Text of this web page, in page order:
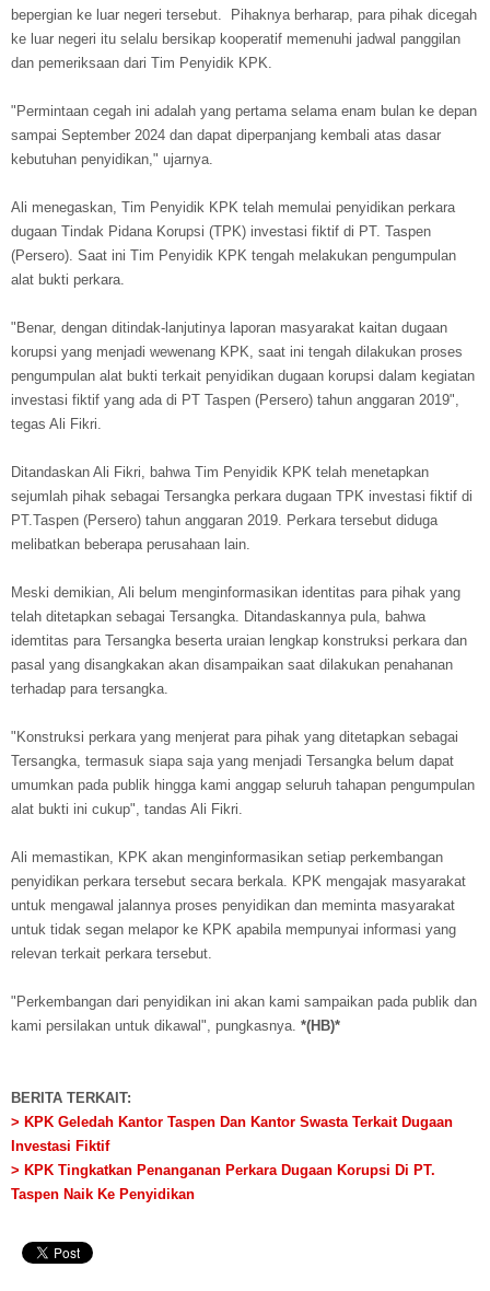
bepergian ke luar negeri tersebut. Pihaknya berharap, para pihak dicegah
ke luar negeri itu selalu bersikap kooperatif memenuhi jadwal panggilan
dan pemeriksaan dari Tim Penyidik KPK.
"Permintaan cegah ini adalah yang pertama selama enam bulan ke depan
sampai September 2024 dan dapat diperpanjang kembali atas dasar
kebutuhan penyidikan," ujarnya.
Ali menegaskan, Tim Penyidik KPK telah memulai penyidikan perkara
dugaan Tindak Pidana Korupsi (TPK) investasi fiktif di PT. Taspen
(Persero). Saat ini Tim Penyidik KPK tengah melakukan pengumpulan
alat bukti perkara.
"Benar, dengan ditindak-lanjutinya laporan masyarakat kaitan dugaan
korupsi yang menjadi wewenang KPK, saat ini tengah dilakukan proses
pengumpulan alat bukti terkait penyidikan dugaan korupsi dalam kegiatan
investasi fiktif yang ada di PT Taspen (Persero) tahun anggaran 2019",
tegas Ali Fikri.
Ditandaskan Ali Fikri, bahwa Tim Penyidik KPK telah menetapkan
sejumlah pihak sebagai Tersangka perkara dugaan TPK investasi fiktif di
PT.Taspen (Persero) tahun anggaran 2019. Perkara tersebut diduga
melibatkan beberapa perusahaan lain.
Meski demikian, Ali belum menginformasikan identitas para pihak yang
telah ditetapkan sebagai Tersangka. Ditandaskannya pula, bahwa
idemtitas para Tersangka beserta uraian lengkap konstruksi perkara dan
pasal yang disangkakan akan disampaikan saat dilakukan penahanan
terhadap para tersangka.
"Konstruksi perkara yang menjerat para pihak yang ditetapkan sebagai
Tersangka, termasuk siapa saja yang menjadi Tersangka belum dapat
umumkan pada publik hingga kami anggap seluruh tahapan pengumpulan
alat bukti ini cukup", tandas Ali Fikri.
Ali memastikan, KPK akan menginformasikan setiap perkembangan
penyidikan perkara tersebut secara berkala. KPK mengajak masyarakat
untuk mengawal jalannya proses penyidikan dan meminta masyarakat
untuk tidak segan melapor ke KPK apabila mempunyai informasi yang
relevan terkait perkara tersebut.
"Perkembangan dari penyidikan ini akan kami sampaikan pada publik dan
kami persilakan untuk dikawal", pungkasnya. *(HB)*
BERITA TERKAIT:
> KPK Geledah Kantor Taspen Dan Kantor Swasta Terkait Dugaan
Investasi Fiktif
> KPK Tingkatkan Penanganan Perkara Dugaan Korupsi Di PT.
Taspen Naik Ke Penyidikan